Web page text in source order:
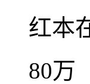
红本
80万